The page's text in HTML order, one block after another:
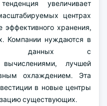
увеличивает
центрах
хранения,
Компании нуждаются в
данных с
вычислениями, лучшей
охлаждением. Эта
в новые центры
существующих.